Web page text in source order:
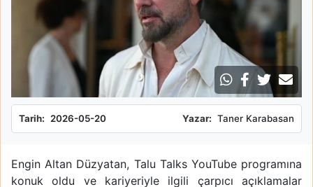
Tarih: 2026-05-20 Yazar: Taner Karabasan
Engin Altan Düzyatan, Talu Talks YouTube programına
konuk oldu ve kariyeriyle ilgili çarpıcı açıklamalar